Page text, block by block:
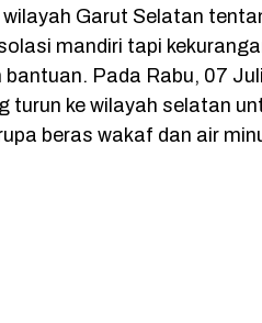
Garut Selatan
mandiri tapi
Pada Rabu, 07
turun ke wilayah selatan
beras wakaf dan air